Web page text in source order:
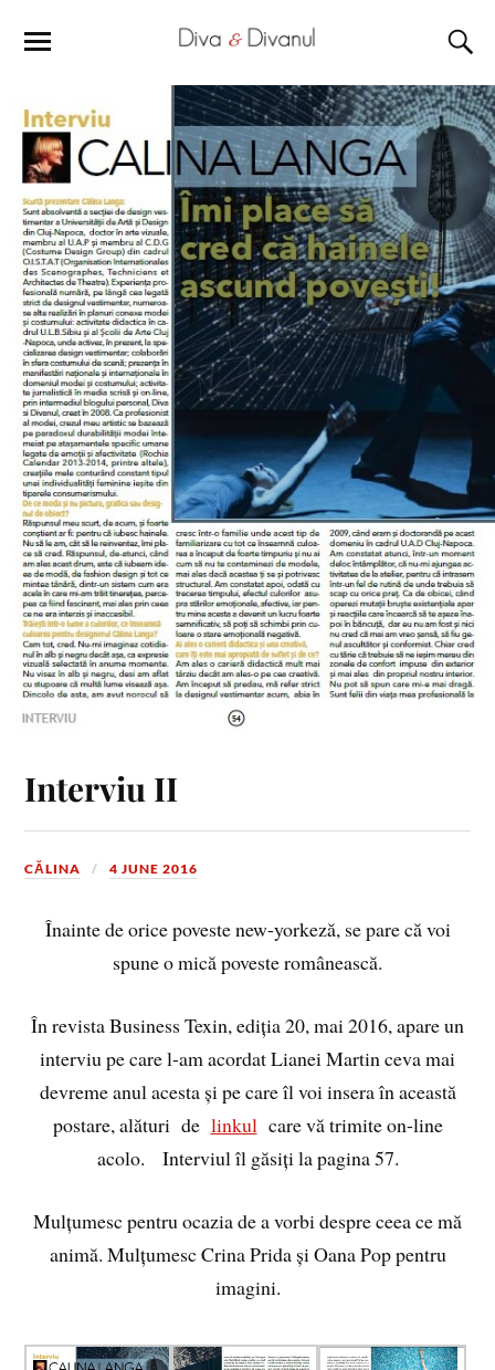
Interviu II
CĂLINA 4 JUNE 2016
Înainte de orice poveste new-yorkeză, se pare că voi
spune o mică poveste românească.
În revista Business Texin, ediția 20, mai 2016, apare un
interviu pe care l-am acordat Lianei Martin ceva mai
devreme anul acesta și pe care îl voi insera în această
postare, alături de linkulcare vă trimite on-line
acolo. Interviul îl găsiți la pagina 57.
Mulțumesc pentru ocazia de a vorbi despre ceea ce mă
animă. Mulțumesc Crina Prida și Oana Pop pentru
imagini.